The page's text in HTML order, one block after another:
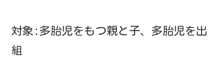
対象:多胎児をもつ親と子、多胎児を
組